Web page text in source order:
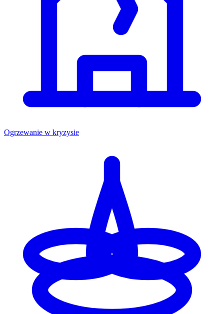
Ogrzewanie w kryzysie